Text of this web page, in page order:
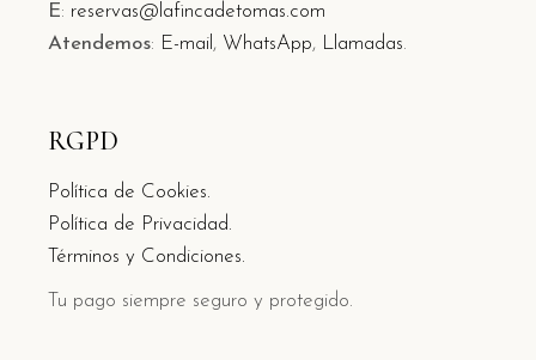
E: reservas@lafincadetomas.com
Atendemos: E-mail , WhatsApp, Llamadas.
RGPD
Política de Cookies.
Política de Privacidad.
Términos y Condiciones.
Tu pago siempre seguro y protegido.